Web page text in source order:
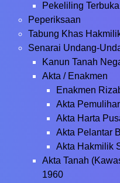
Pekeliling Terbuka
Peperiksaan
Tabung Khas
Senarai Undang-
Kanun Tanah
Akta / Enakmen
Enakmen
Akta
Akta Harta
Akta Pelantar
Akta Hakmilik
Akta Tanah
1960